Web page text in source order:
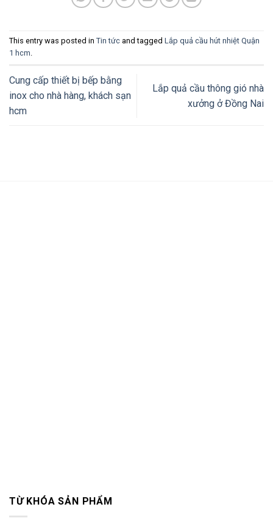
This entry was posted in Tin tức and tagged Lắp quả cầu hút nhiệt Quận
1 hcm.
Cung cấp thiết bị bếp bằng
inox cho nhà hàng, khách sạn
hcm
Lắp quả cầu thông gió nhà
xưởng ở Đồng Nai
TỪ KHÓA SẢN PHẨM